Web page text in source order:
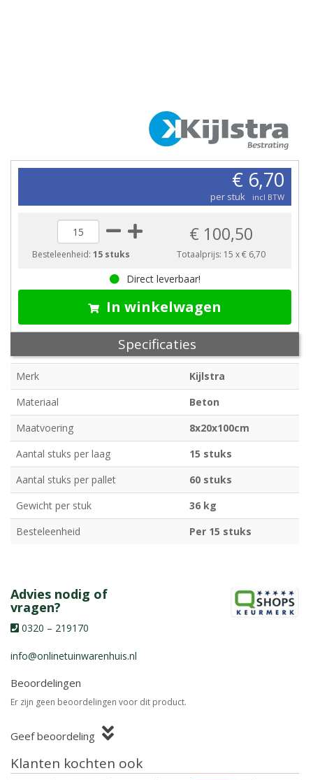
€ 6,70
per stuk incl BTW
Besteleenheid: 15 stuks
€ 100,50
Totaalprijs: 15 x€ 6,70
Direct leverbaar!
In winkelwagen
Specificaties
Merk
Kijlstra
Materiaal
Beton
Maatvoering
8x20x100cm
Aantal stuks per laag
15 stuks
Aantal stuks per pallet
60 stuks
Gewicht per stuk
36 kg
Besteleenheid
Per 15 stuks
Advies nodig of
vragen?
0320 – 219170
info@onlinetuinwarenhuis.nl
Beoordelingen
Er zijn geen beoordelingen voor dit product.
Geef beoordeling
Klanten kochten ook